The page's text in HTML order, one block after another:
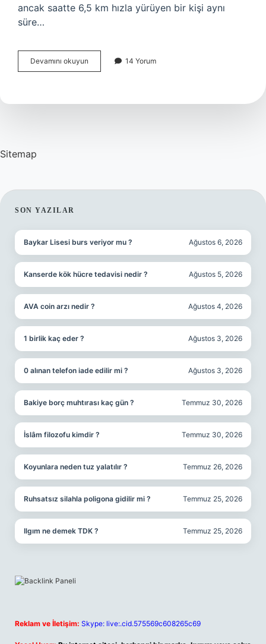
ancak saatte 6,5 km hızla yürüyen bir kişi aynı
süre…
Devamını okuyun
Spor
14 Yorum
Sitemap
SIDEBAR
SON YAZILAR
Baykar Lisesi burs veriyor mu ? Ağustos 6, 2026
Kanserde kök hücre tedavisi nedir ? Ağustos 5, 2026
AVA coin arzı nedir ? Ağustos 4, 2026
1 birlik kaç eder ? Ağustos 3, 2026
0 alınan telefon iade edilir mi ? Ağustos 3, 2026
Bakiye borç muhtırası kaç gün ? Temmuz 30, 2026
İslâm filozofu kimdir ? Temmuz 30, 2026
Koyunlara neden tuz yalatılır ? Temmuz 26, 2026
Ruhsatsız silahla poligona gidilir mi ? Temmuz 25, 2026
Ilgım ne demek TDK ? Temmuz 25, 2026
Reklam ve İletişim: Skype: live:.cid.575569c608265c69